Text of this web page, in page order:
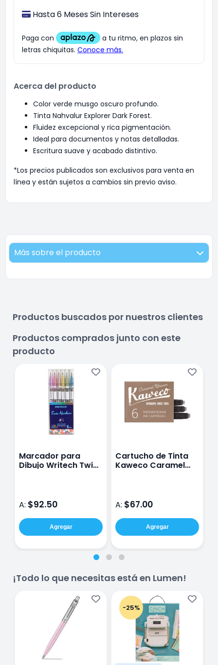
Hasta 6 Meses Sin Intereses
Acerca del producto
Color verde musgo oscuro profundo.
Tinta Nahvalur Explorer Dark Forest.
Fluidez excepcional y rica pigmentación.
Ideal para documentos y notas detalladas.
Escritura suave y acabado distintivo.
*Los precios publicados son exclusivos para venta en
línea y están sujetos a cambios sin previo aviso.
Más sobre el producto
Productos buscados por nuestros clientes
Productos comprados junto con este
producto
Marcador para
Dibujo Writech Twin
A: $92.50
Agregar
Cartucho de Tinta
Kaweco Caramel
A: $67.00
Agregar
¡Todo lo que necesitas está en Lumen!
-25%